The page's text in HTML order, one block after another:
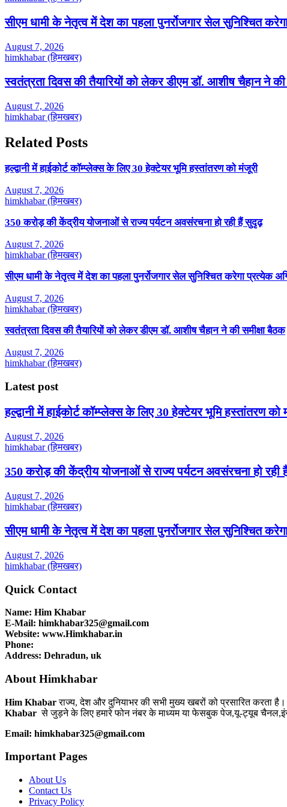
सीएम धामी के नेतृत्व में देश का पहला पुनर्रोजगार सेल सुनिश्चित
August 7, 2026
himkhabar (हिमखबर)
स्वतंत्रता दिवस की तैयारियों को लेकर डीएम डॉ. आशीष चैहान ने की
August 7, 2026
himkhabar (हिमखबर)
Related Posts
हल्द्वानी में हाईकोर्ट कॉम्प्लेक्स के लिए 30 हेक्टेयर भूमि हस्तांतरण को मंजूरी
August 7, 2026
himkhabar (हिमखबर)
350 करोड़ की केंद्रीय योजनाओं से राज्य पर्यटन अवसंरचना हो रही हैं सुदृढ़
August 7, 2026
himkhabar (हिमखबर)
सीएम धामी के नेतृत्व में देश का पहला पुनर्रोजगार सेल सुनिश्चित करेगा प्रत्येक
August 7, 2026
himkhabar (हिमखबर)
स्वतंत्रता दिवस की तैयारियों को लेकर डीएम डॉ. आशीष चैहान ने की समीक्षा बैठक
August 7, 2026
himkhabar (हिमखबर)
Latest post
हल्द्वानी में हाईकोर्ट कॉम्प्लेक्स के लिए 30 हेक्टेयर भूमि हस्तांतरण को
August 7, 2026
himkhabar (हिमखबर)
350 करोड़ की केंद्रीय योजनाओं से राज्य पर्यटन अवसंरचना हो रही
August 7, 2026
himkhabar (हिमखबर)
सीएम धामी के नेतृत्व में देश का पहला पुनर्रोजगार सेल सुनिश्चित
August 7, 2026
himkhabar (हिमखबर)
Quick Contact
Name: Him Khabar
E-Mail: himkhabar325@gmail.com
Website: www.Himkhabar.in
Phone:
Address: Dehradun, uk
About Himkhabar
Him Khabarराज्य, देश और दुनियाभर की सभी मुख्य खबरों को प्रसारित करता
Khabar से जुड़ने के लिए हमारे फोन नंबर के माध्यम या फेसबुक पेज,यू-ट्यूब
Email: himkhabar325@gmail.com
Important Pages
About Us
Contact Us
Privacy Policy